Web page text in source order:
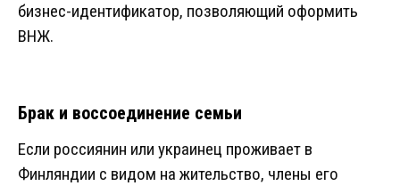
бизнес-идентификатор, позволяющий оформить
ВНЖ.
Брак и воссоединение семьи
Если россиянин или украинец проживает в
Финляндии с видом на жительство, члены его